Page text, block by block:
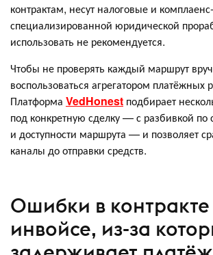
контрактам, несут налоговые и
специализированной юридической
использовать не рекомендуется.
Чтобы не проверять каждый маршрут
воспользоваться агрегатором платёжных
Платформа VedHonest подбирает
под конкретную сделку — с разбивкой по
и доступности маршрута — и позволяет
каналы до отправки средств.
Ошибки в контракте
инвойсе, из-за